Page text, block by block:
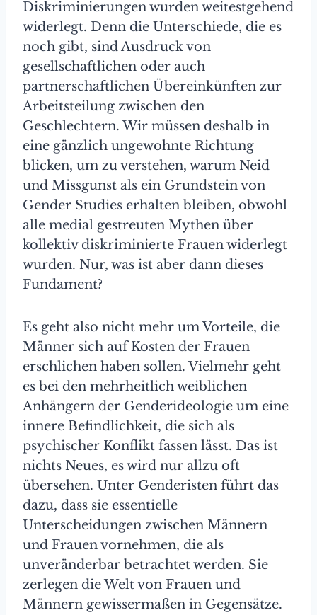
Diskriminierungen wurden weitestgehend
widerlegt. Denn die Unterschiede, die es
noch gibt, sind Ausdruck von
gesellschaftlichen oder auch
partnerschaftlichen Übereinkünften zur
Arbeitsteilung zwischen den
Geschlechtern. Wir müssen deshalb in
eine gänzlich ungewohnte Richtung
blicken, um zu verstehen, warum Neid
und Missgunst als ein Grundstein von
Gender Studies erhalten bleiben, obwohl
alle medial gestreuten Mythen über
kollektiv diskriminierte Frauen widerlegt
wurden. Nur, was ist aber dann dieses
Fundament?
Es geht also nicht mehr um Vorteile, die
Männer sich auf Kosten der Frauen
erschlichen haben sollen. Vielmehr geht
es bei den mehrheitlich weiblichen
Anhängern der Genderideologie um eine
innere Befindlichkeit, die sich als
psychischer Konflikt fassen lässt. Das ist
nichts Neues, es wird nur allzu oft
übersehen. Unter Genderisten führt das
dazu, dass sie essentielle
Unterscheidungen zwischen Männern
und Frauen vornehmen, die als
unveränderbar betrachtet werden. Sie
zerlegen die Welt von Frauen und
Männern gewissermaßen in Gegensätze.